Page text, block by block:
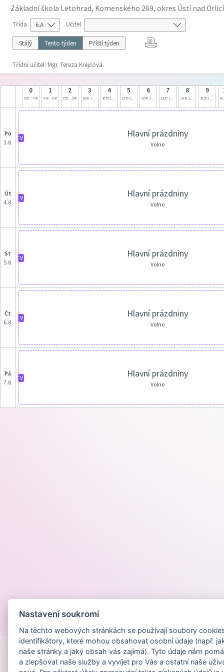
Základní škola Letohrad, Komenského 269, okres Ústí nad Orlicí
Třída Učitel
Stálý Tento týden Příští týden
Třídní učitel: Mgr. Tereza Krejčová
0
6:55 7:40
1
8:00 8:45
2
8:55 9:40
3
10:00 10:45
4
10:55 11:40
5
11:50 12:35
6
12:40 13:25
7
13:35 14:20
8
14:30 15:15
9
15:30 16:15
po
3.8.
V Hlavní prázdniny
Volno
út
4.8.
V Hlavní prázdniny
Volno
st
5.8.
V Hlavní prázdniny
Volno
čt
6.8.
V Hlavní prázdniny
Volno
pá
7.8.
V Hlavní prázdniny
Volno
Nastavení soukromí
Na těchto webových stránkách se používají soubory
identifikátory, které mohou obsahovat osobní údaje (např.
naše stránky a jaký obsah vás zajímá). Tyto údaje nám
a zlepšovat naše služby a vyvíjet pro Vás a ostatní naše